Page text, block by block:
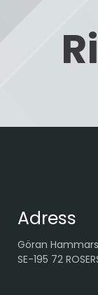
Adress
Göran
SE-195 72